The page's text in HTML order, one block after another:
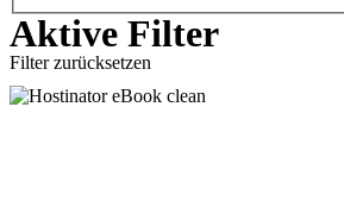
Aktive Filter
Filter zurücksetzen